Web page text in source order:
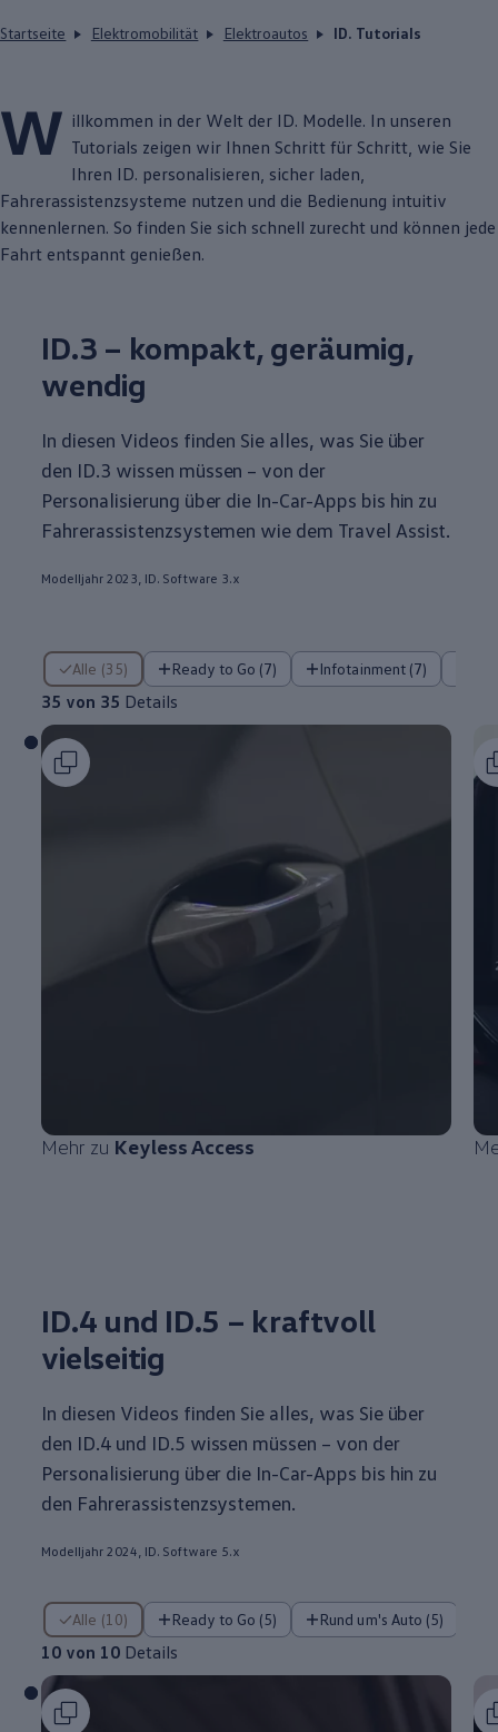
Startseite Elektromobilität Elektroautos ID. Tutorials
W illkommen in der Welt der ID. Modelle. In unseren
Tutorials zeigen wir Ihnen Schritt für Schritt, wie Sie
Ihren ID. personalisieren, sicher laden,
Fahrerassistenzsysteme nutzen und die Bedienung intuitiv
kennenlernen. So finden Sie sich schnell zurecht und können jede
Fahrt entspannt genießen.
ID.3 – kompakt, geräumig,
wendig
In diesen Videos finden Sie alles, was Sie über
den ID.3 wissen müssen – von der
Personalisierung über die In-Car-Apps bis hin zu
Fahrerassistenzsystemen wie dem Travel Assist.
Modelljahr 2023, ID. Software 3.x
Alle (35) Ready to Go (7) Infotainment (7)
35 von 35 Details
35 von 35 Details
Mehr zu Keyless Access
ID.4 und ID.5 – kraftvoll
vielseitig
In diesen Videos finden Sie alles, was Sie über
den ID.4 und ID.5 wissen müssen – von der
Personalisierung über die In-Car-Apps bis hin zu
den Fahrerassistenzsystemen.
Modelljahr 2024, ID. Software 5.x
Alle (10) Ready to Go (5) Rund um's Auto (5)
10 von 10 Details
10 von 10 Details